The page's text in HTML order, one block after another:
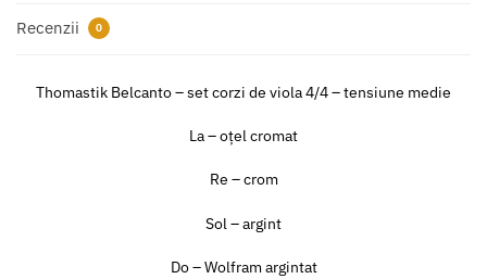
Recenzii 0
Thomastik Belcanto – set corzi de viola 4/4 – tensiune medie
La – oțel cromat
Re – crom
Sol – argint
Do – Wolfram argintat